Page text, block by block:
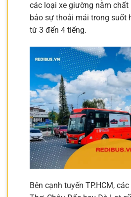
các loại xe giường nằm
bảo sự thoải mái trong suốt
từ 3 đến 4 tiếng.
Bên cạnh tuyến TP.HCM,